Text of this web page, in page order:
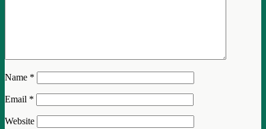
Name *
Email *
Website